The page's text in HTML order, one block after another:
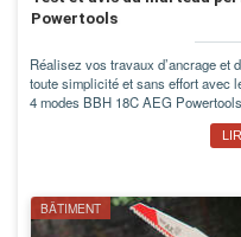
Powertools
Réalisez vos travaux d’ancrage et
toute simplicité et sans effort avec
4 modes BBH 18C AEG
BÂTIMENT